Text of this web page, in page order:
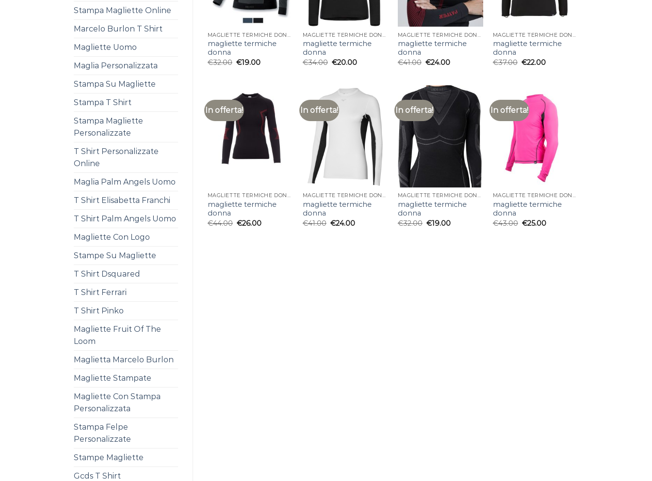
Stampa Magliette Online
Marcelo Burlon T Shirt
Magliette Uomo
Maglia Personalizzata
Stampa Su Magliette
Stampa T Shirt
Stampa Magliette
Personalizzate
T Shirt Personalizzate
Online
Maglia Palm Angels Uomo
T Shirt Elisabetta Franchi
T Shirt Palm Angels Uomo
Magliette Con Logo
Stampe Su Magliette
T Shirt Dsquared
T Shirt Ferrari
T Shirt Pinko
Magliette Fruit Of The
Loom
Maglietta Marcelo Burlon
Magliette Stampate
Magliette Con Stampa
Personalizzata
Stampa Felpe
Personalizzate
Stampe Magliette
Gcds T Shirt
MAGLIETTE TERMICHE DONNA
magliette termiche
donna
€32.00 €19.00
MAGLIETTE TERMICHE DONNA
magliette termiche
donna
€34.00 €20.00
MAGLIETTE TERMICHE DONNA
magliette termiche
donna
€41.00 €24.00
MAGLIETTE TERMICHE DONNA
magliette termiche
donna
€37.00 €22.00
In offerta!
MAGLIETTE TERMICHE DONNA
magliette termiche
donna
€44.00 €26.00
In offerta!
MAGLIETTE TERMICHE DONNA
magliette termiche
donna
€41.00 €24.00
In offerta!
MAGLIETTE TERMICHE DONNA
magliette termiche
donna
€32.00 €19.00
In offerta!
MAGLIETTE TERMICHE DONNA
magliette termiche
donna
€43.00 €25.00